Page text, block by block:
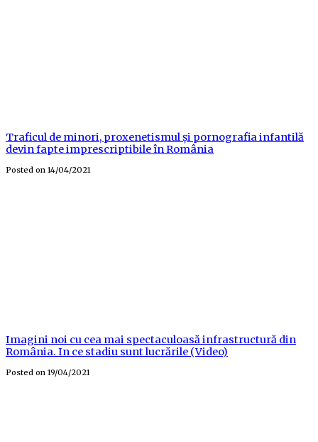
Traficul de minori, proxenetismul și pornografia infantilă
devin fapte imprescriptibile în România
Posted on 14/04/2021
Imagini noi cu cea mai spectaculoasă infrastructură din
România. In ce stadiu sunt lucrările (Video)
Posted on 19/04/2021